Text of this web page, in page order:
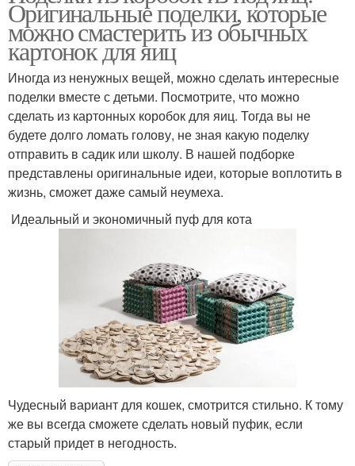
Оригинальные поделки, которые
можно смастерить из обычных
картонок для яиц
Иногда из ненужных вещей, можно сделать интересные
поделки вместе с детьми. Посмотрите, что можно
сделать из картонных коробок для яиц. Тогда вы не
будете долго ломать голову, не зная какую поделку
отправить в садик или школу. В нашей подборке
представлены оригинальные идеи, которые воплотить в
жизнь, сможет даже самый неумеха.
Идеальный и экономичный пуф для кота
Чудесный вариант для кошек, смотрится стильно. К тому
же вы всегда сможете сделать новый пуфик, если
старый придет в негодность.